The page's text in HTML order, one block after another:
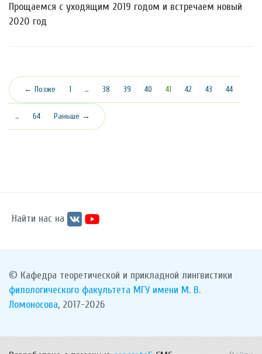
Прощаемся с уходящим 2019 годом и встречаем новый
2020 год
← Позже 1 … 38 39 40 41 (текущая)
42 43 44
… 64 Раньше →
Найти нас на
© Кафедра теоретической и прикладной лингвистики
филологического факультета МГУ имени М. В.
Ломоносова, 2017-2026